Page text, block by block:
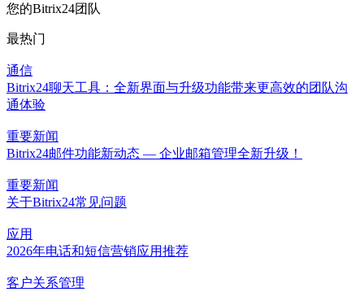
您的Bitrix24团队
最热门
通信
Bitrix24聊天工具：全新界面与升级功能带来更高效的团队沟
通体验
重要新闻
Bitrix24邮件功能新动态 — 企业邮箱管理全新升级！
重要新闻
关于Bitrix24常见问题
应用
2026年电话和短信营销应用推荐
客户关系管理